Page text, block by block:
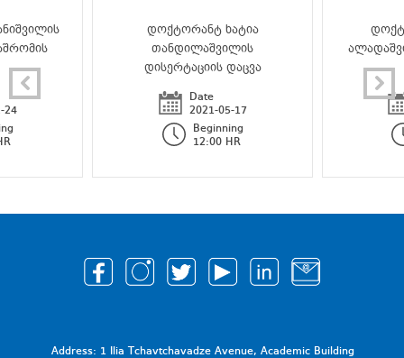
24
დოქტორანტ ხატია
თანდილაშვილის
დისერტაციის დაცვა
Date
2021-05-17
Beginning
12:00 HR
Address: 1 Ilia Tchavtchavadze Avenue, Academic Building